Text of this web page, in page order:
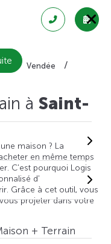
Vendée
à Saint-
maison ? La
en même temps
C'est pourquoi Logis
d'
Grâce à cet outil, vous
projeter dans votre
+ Terrain